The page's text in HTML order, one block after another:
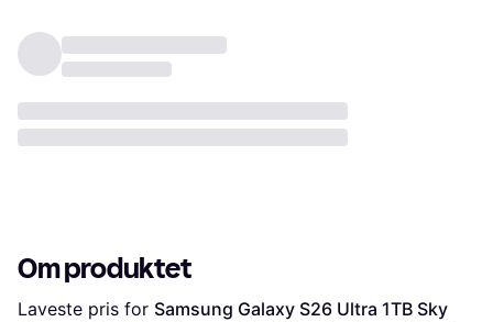
Om produktet
Laveste pris for Samsung Galaxy S26 Ultra 1TB Sky